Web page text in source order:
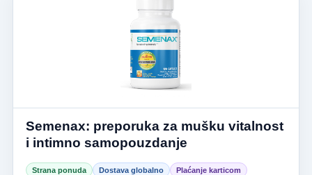
Semenax: preporuka za mušku vitalnost
i intimno samopouzdanje
Strana ponuda Dostava globalno Plaćanje karticom